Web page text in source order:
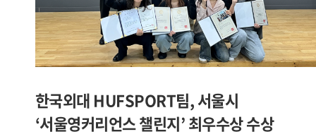
역량강화 프로젝트 THE 와플 4기에 각각 선정되며 다양한
분야에서 성과를 거두고 있다.[사진. 성남청년 창업 역량강화
프로젝트 THE 와플 4기에 선정된 글로벌캠퍼스 HUFS Start-
up Platform 소속 CYCLE-B 팀]이번에 선정된 학생창업팀들은
다양한 분야에서 사업 아이템을 선보이고 있다. 이는 우리 대학
학생 창업가들이 보유한 폭넓은 시야와 사업화 역량을
한국외대 HUFSPORT팀, 서울시
‘서울영커리언스 챌린지’ 최우수상 수상